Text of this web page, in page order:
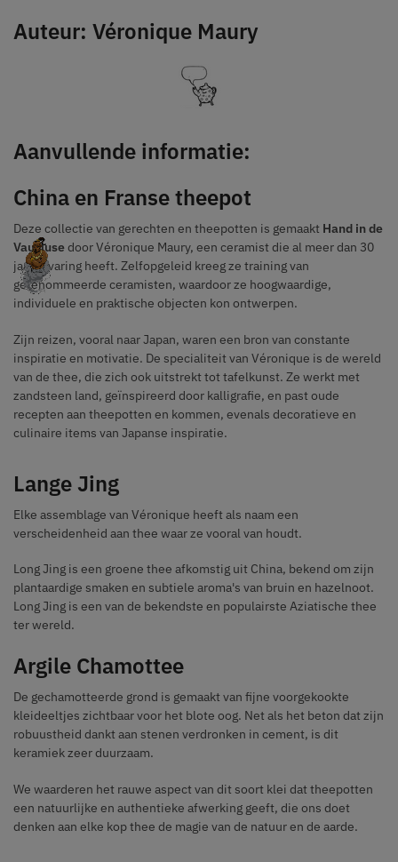
Auteur: Véronique Maury
Aanvullende informatie:
China en Franse theepot
Deze collectie van gerechten en theepotten is gemaakt Hand in de
Vauclusedoor Véronique Maury, een ceramist die al meer dan 30
jaar ervaring heeft. Zelfopgeleid kreeg ze training van
gerenommeerde ceramisten, waardoor ze hoogwaardige,
individuele en praktische objecten kon ontwerpen.
Zijn reizen, vooral naar Japan, waren een bron van constante
inspiratie en motivatie. De specialiteit van Véronique is de wereld
van de thee, die zich ook uitstrekt tot tafelkunst. Ze werkt met
zandsteen land, geïnspireerd door kalligrafie, en past oude
recepten aan theepotten en kommen, evenals decoratieve en
culinaire items van Japanse inspiratie.
Lange Jing
Elke assemblage van Véronique heeft als naam een
verscheidenheid aan thee waar ze vooral van houdt.
Long Jing is een groene thee afkomstig uit China, bekend om zijn
plantaardige smaken en subtiele aroma's van bruin en hazelnoot.
Long Jing is een van de bekendste en populairste Aziatische thee
ter wereld.
Argile Chamottee
De gechamotteerde grond is gemaakt van fijne voorgekookte
kleideeltjes zichtbaar voor het blote oog. Net als het beton dat zijn
robuustheid dankt aan stenen verdronken in cement, is dit
keramiek zeer duurzaam.
We waarderen het rauwe aspect van dit soort klei dat theepotten
een natuurlijke en authentieke afwerking geeft, die ons doet
denken aan elke kop thee de magie van de natuur en de aarde.